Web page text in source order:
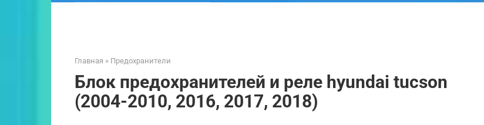
Главная » Предохранители
Блок предохранителей и реле hyundai tucson
(2004-2010, 2016, 2017, 2018)